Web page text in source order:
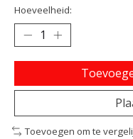
Hoeveelheid:
Toevoegen om te